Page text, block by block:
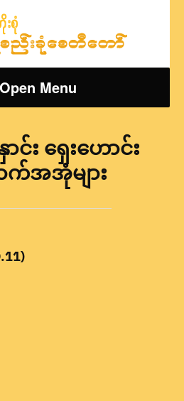
Open Menu
င်း ရှေးဟောင်း
အအုံများ